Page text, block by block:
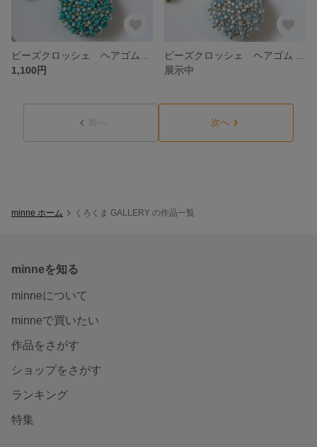
1,100円
展示中
前へ 次へ
minne ホーム くろくま GALLERY の作品一覧
minneを知る
minneについて
minneで買いたい
作品をさがす
ショップをさがす
ランキング
特集